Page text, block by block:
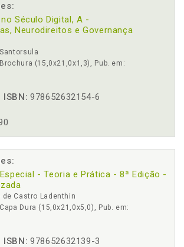
Século Digital, A -
Neurodireitos e Governança
(15,0x21,0x1,3), Pub. em:
ISBN: 978652632154-6
- Teoria e Prática - 8ª Edição -
Castro Ladenthin
Dura (15,0x21,0x5,0), Pub. em:
ISBN: 978652632139-3